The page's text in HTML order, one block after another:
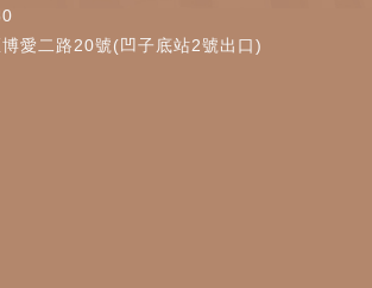
愛二路20號(凹子底站2號出口)